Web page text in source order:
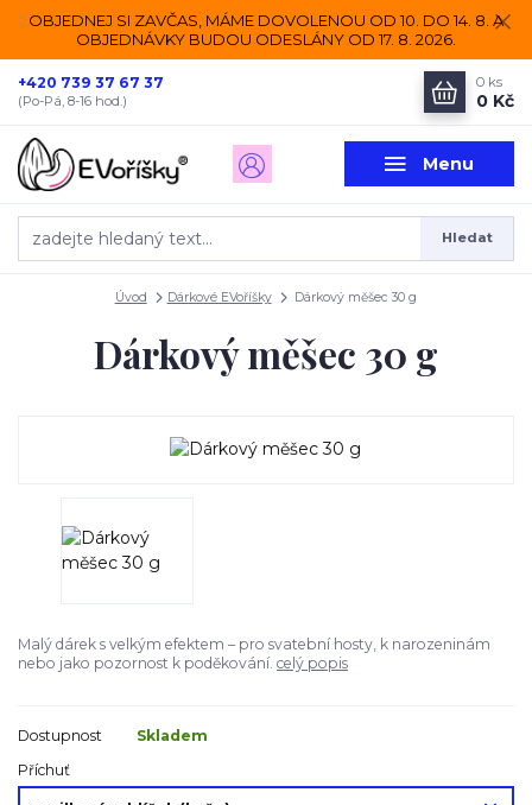
OBJEDNEJ SI ZAVČAS, MÁME DOVOLENOU OD 10. DO 14. 8. A
OBJEDNÁVKY BUDOU ODESLÁNY OD 17. 8. 2026.
Menu
Hledat
+420 739 37 67 37
(Po-Pá, 8-16 hod.)
0 ks
0 Kč
Úvod Dárkové EVoříšky Dárkový měšec 30 g
Dárkový měšec 30 g
Malý dárek s velkým efektem – pro svatební hosty, k narozeninám
nebo jako pozornost k poděkování. celý popis
Dostupnost
Skladem
Příchuť